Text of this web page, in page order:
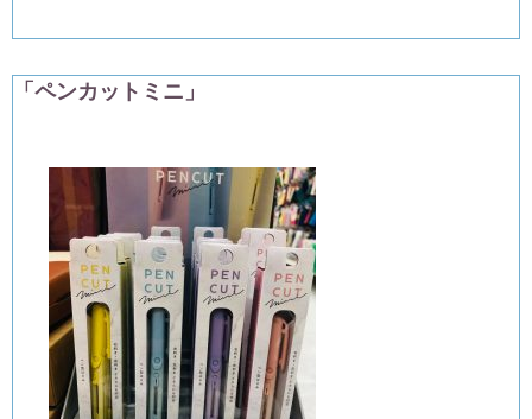
「ペンカットミニ」